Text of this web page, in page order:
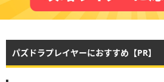
パズドラプレイヤーにおすすめ【PR】